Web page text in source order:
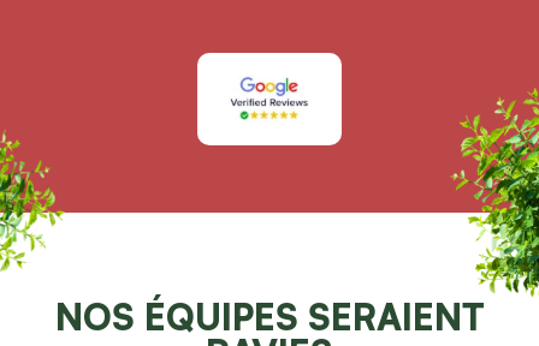
NOS ÉQUIPES SERAIENT